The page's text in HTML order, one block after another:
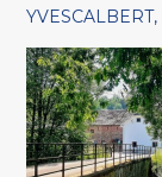
YVESCALBERT